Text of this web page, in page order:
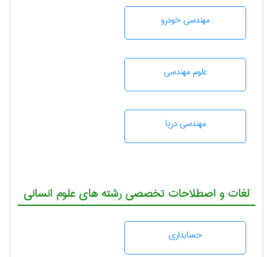
مهندسی خودرو
علوم مهندسی
مهندسی دریا
لغات و اصطلاحات تخصصی رشته های علوم انسانی
حسابداری